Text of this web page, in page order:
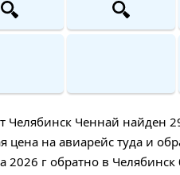
Ченнай найден
на авиарейс туда и
2026 г обратно в Челябинск